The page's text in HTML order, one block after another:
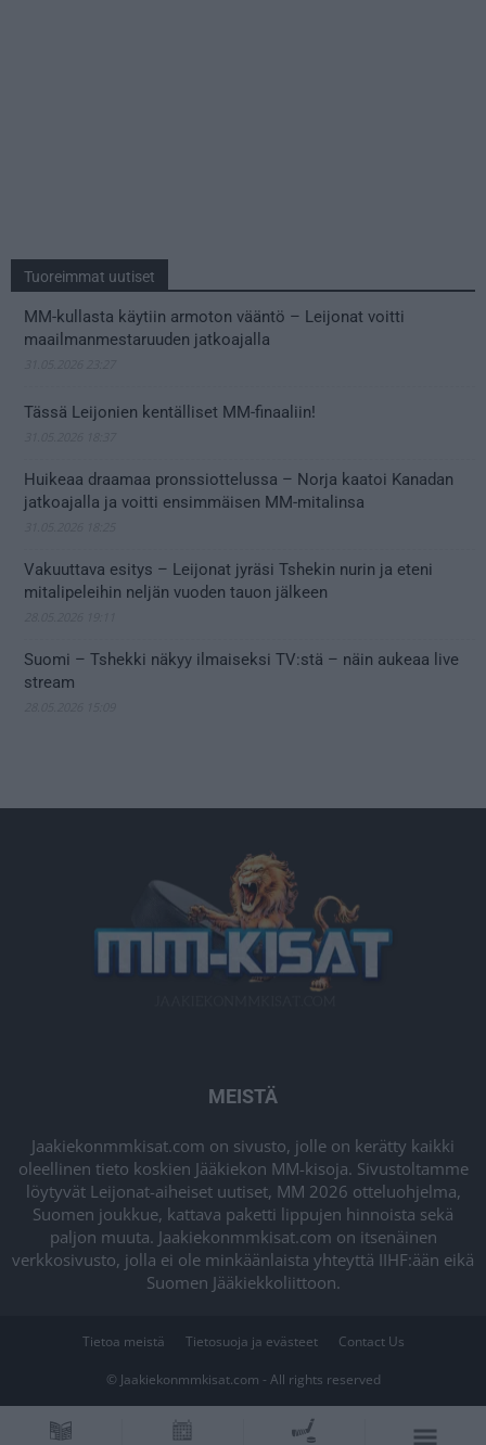
Tuoreimmat uutiset
MM-kullasta käytiin armoton vääntö – Leijonat voitti
maailmanmestaruuden jatkoajalla
Tässä Leijonien kentälliset MM-finaaliin!
Huikeaa draamaa pronssiottelussa – Norja kaatoi Kanadan
jatkoajalla ja voitti ensimmäisen MM-mitalinsa
Vakuuttava esitys – Leijonat jyräsi Tshekin nurin ja eteni
mitalipeleihin neljän vuoden tauon jälkeen
Suomi – Tshekki näkyy ilmaiseksi TV:stä – näin aukeaa live
stream
MEISTÄ
Jaakiekonmmkisat.com on sivusto, jolle on kerätty kaikki
oleellinen tieto koskien Jääkiekon MM-kisoja. Sivustoltamme
löytyvät Leijonat-aiheiset uutiset, MM 2026 otteluohjelma,
Suomen joukkue, kattava paketti lippujen hinnoista sekä
paljon muuta. Jaakiekonmmkisat.com on itsenäinen
verkkosivusto, jolla ei ole minkäänlaista yhteyttä IIHF:ään eikä
Suomen Jääkiekkoliittoon.
Tietoa meistä Tietosuoja ja evästeet Contact Us
© Jaakiekonmmkisat.com - All rights reserved